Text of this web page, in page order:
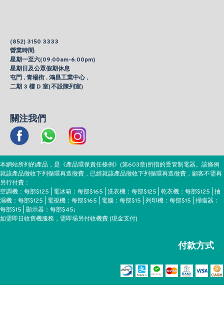
(852) 3150 3333
營業時間:
星期一至六(09:00am-6:00pm)
星期日及公眾假期休息
屯門 , 青楊街 , 鴻昌工業中心 ,
二期 3 樓 D 室(不設陳列室)
關注我們
本網站所列的產品，是《產品環保責任條例》(第603章)所指的受管制電器。該條例
就該產品徵收下列循環再造徵費，已經就該產品徵收下列循環再造徵費，顧客不需再
另行付費：
空調機：每部$125 | 電冰箱：每部$165 | 洗衣機：每部$125 | 乾衣機：每部$125 | 抽
濕機：每部$125 | 電視機：每部$165 | 電腦：每部$15 | 列印機：每部$15 | 掃瞄器：
每部$15 | 顯示器：每部$45;
如需即日收舊機服務，需即場另付收機費 (現金支付)
付款方式